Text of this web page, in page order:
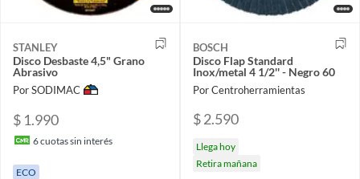
STANLEY
Disco Desbaste 4,5" Grano
Abrasivo
Por SODIMAC
$ 1.990
6cuotas sin interés
ECO
BOSCH
Disco Flap Standard
Inox/metal 4 1/2'' - Negro 60
Por Centroherramientas
$ 2.590
Llega hoy
Retira mañana